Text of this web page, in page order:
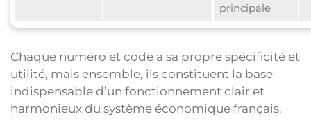
principale
Chaque numéro et code a sa propre spécificité et
utilité, mais ensemble, ils constituent la base
indispensable d’un fonctionnement clair et
harmonieux du système économique français.